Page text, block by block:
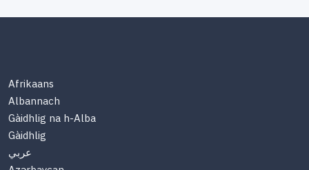
Afrikaans
Albannach
Gàidhlig na h-Alba
Gàidhlig
عربي